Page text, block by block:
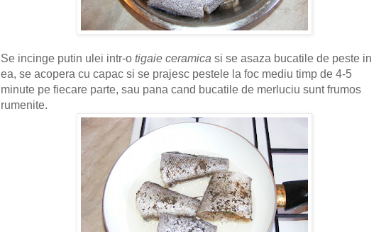
Se incinge putin ulei intr-o tigaie ceramica si se asaza bucatile de peste in
ea, se acopera cu capac si se prajesc pestele la foc mediu timp de 4-5
minute pe fiecare parte, sau pana cand bucatile de merluciu sunt frumos
rumenite.